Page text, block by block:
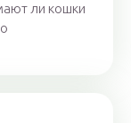
ли кошки